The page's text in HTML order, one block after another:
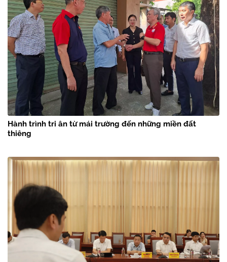
Hành trình tri ân từ mái trường đến những miền đất
thiêng